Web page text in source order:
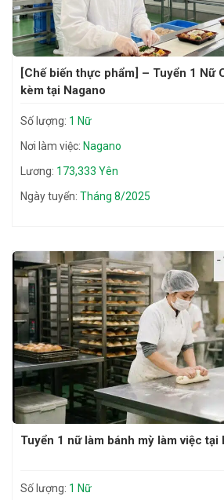
[Chế biến thực phẩm] – Tuyển 1 Nữ
kèm tại Nagano
Số lượng: 1 Nữ
Nơi làm việc: Nagano
Lương: 173,333 Yên
Ngày tuyển: Tháng 8/2025
Tuyển 1 nữ làm bánh mỳ làm việc tại
Số lượng: 1 Nữ